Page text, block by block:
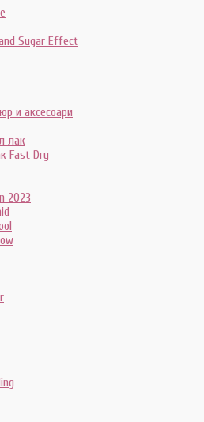
Sugar Effect
и аксесоари
лак
Fast Dry
2023